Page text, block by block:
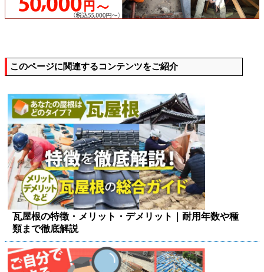
このページに関連するコンテンツをご紹介
瓦屋根の特徴・メリット・デメリット｜耐用年数や種
類まで徹底解説